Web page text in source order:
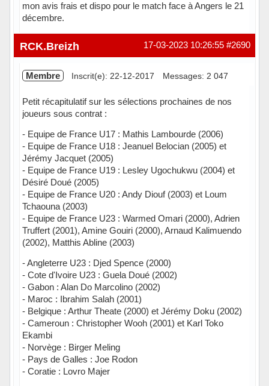
mon avis frais et dispo pour le match face à Angers le 21
décembre.
Hors ligne #2690
17-03-2023 10:26:55
RCK.Breizh
Membre Inscrit(e): 22-12-2017 Messages: 2 047
Petit récapitulatif sur les sélections prochaines de nos
joueurs sous contrat :
- Equipe de France U17 : Mathis Lambourde (2006)
- Equipe de France U18 : Jeanuel Belocian (2005) et
Jérémy Jacquet (2005)
- Equipe de France U19 : Lesley Ugochukwu (2004) et
Désiré Doué (2005)
- Equipe de France U20 : Andy Diouf (2003) et Loum
Tchaouna (2003)
- Equipe de France U23 : Warmed Omari (2000), Adrien
Truffert (2001), Amine Gouiri (2000), Arnaud Kalimuendo
(2002), Matthis Abline (2003)
- Angleterre U23 : Djed Spence (2000)
- Cote d'Ivoire U23 : Guela Doué (2002)
- Gabon : Alan Do Marcolino (2002)
- Maroc : Ibrahim Salah (2001)
- Belgique : Arthur Theate (2000) et Jérémy Doku (2002)
- Cameroun : Christopher Wooh (2001) et Karl Toko
Ekambi
- Norvège : Birger Meling
- Pays de Galles : Joe Rodon
- Coratie : Lovro Majer